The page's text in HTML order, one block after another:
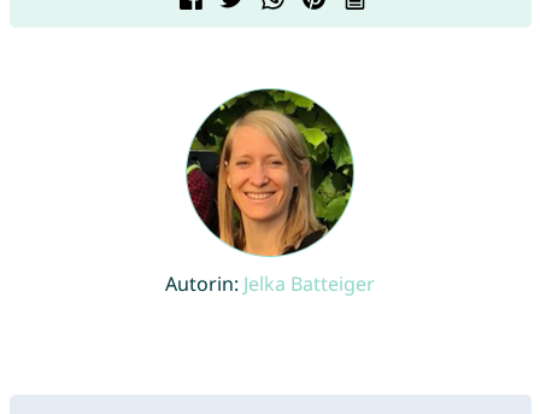
Autorin: Jelka Batteiger